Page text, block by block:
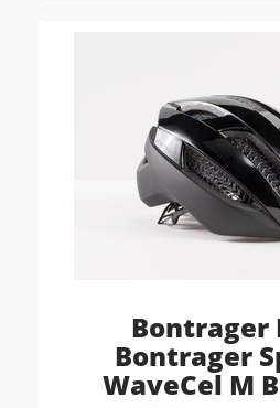
Bontrager
Bontrager
WaveCel M